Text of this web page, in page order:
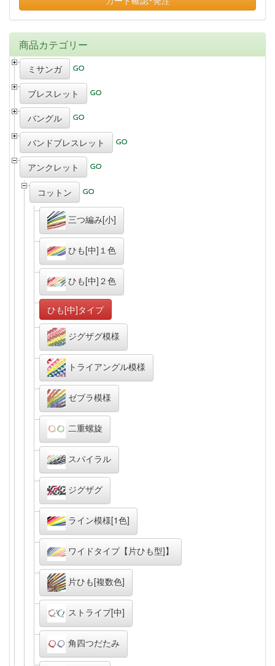
商品カテゴリー
ミサンガ
ブレスレット
バングル
バンドブレスレット
アンクレット
コットン
三つ編み[小]
ひも[中]１色
ひも[中]２色
ひも[中]タイプ
ジグザグ模様
トライアングル模様
ゼブラ模様
二重螺旋
スパイラル
ジグザグ
ライン模様[1色]
ワイドタイプ【片ひも型]】
片ひも[複数色]
ストライプ[中]
角四つだたみ